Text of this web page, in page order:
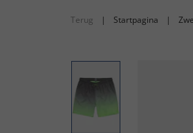
Terug | Startpagina |